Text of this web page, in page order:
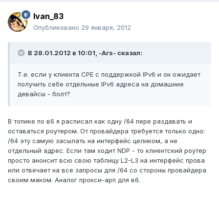
Ivan_83
Опубликовано 29 января, 2012
В 28.01.2012 в 10:01, -Ars- сказал:
Т.е. если у клиента СРЕ с поддержкой IPv6 и он ожидает
получить себе отдельные IPv6 адреса на домашние
девайсы - болт?
В топике по в6 я расписал как одну /64 пере раздавать и
оставаться роутером. От провайдера требуется только одно:
/64 эту самую засылать на интерфейс целиком, а не
отдельный адрес. Если там ходит NDP - то клиентский роутер
просто анонсит всю свою таблицу L2-L3 на интерфейс прова
или отвечает на все запросы для /64 со стороны провайдера
своим маком. Аналог прокси-арп для в6.